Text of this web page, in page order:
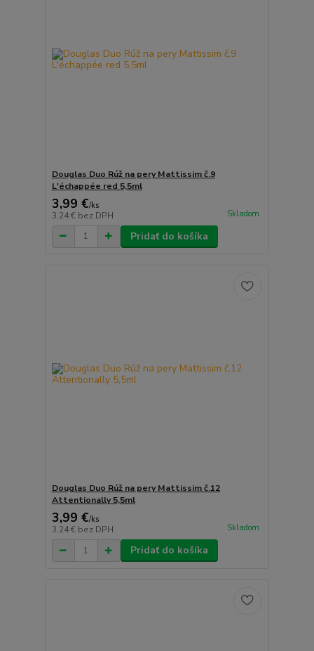
Douglas Duo Rúž na pery Mattissim č.9
L'échappée red 5,5ml
3,99 €/ks
3,24 € bez DPH Skladom
Pridať do košíka
Douglas Duo Rúž na pery Mattissim č.12
Attentionally 5,5ml
3,99 €/ks
3,24 € bez DPH Skladom
Pridať do košíka